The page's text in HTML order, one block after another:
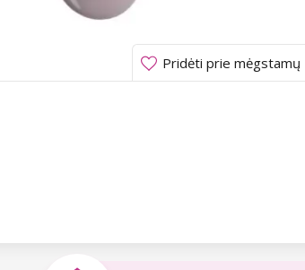
Pridėti prie mėgstamų